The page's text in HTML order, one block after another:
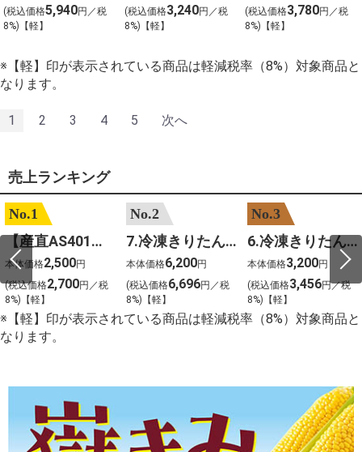
(税込価格5,940円／税
8%)【軽】
(税込価格3,240円／税
8%)【軽】
(税込価格3,780円／税
8%)【軽】
※【軽】印が表示されている商品は軽減税率（8%）対象商品と
なります。
1 2 3 4 5 次へ
売上ランキング
No.1
【産直AS401】嶽きみ（サニーショコラ）６本
本体価格2,500円
(税込価格2,700円／税
8%)【軽】
No.2
7.冷凍きりたんぽセットM 野菜なし 4人前
本体価格6,200円
(税込価格6,696円／税
8%)【軽】
No.3
6.冷凍きりたんぽセットＳ 野菜なし 2人前
本体価格3,200円
(税込価格3,456円／税
8%)【軽】
※【軽】印が表示されている商品は軽減税率（8%）対象商品と
なります。